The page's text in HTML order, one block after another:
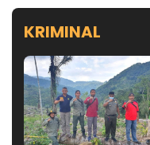
KRIMINAL